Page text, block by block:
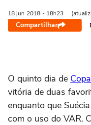
18 jun 2018 - 18h23
Compartilhar
O quinto dia de
vitória de duas
enquanto que
com o uso do VAR.